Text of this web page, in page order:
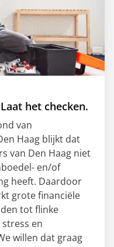
het checken.
van
Haag blijkt dat
van Den Haag niet
en/of
heeft. Daardoor
grote financiële
tot flinke
en
willen dat graag